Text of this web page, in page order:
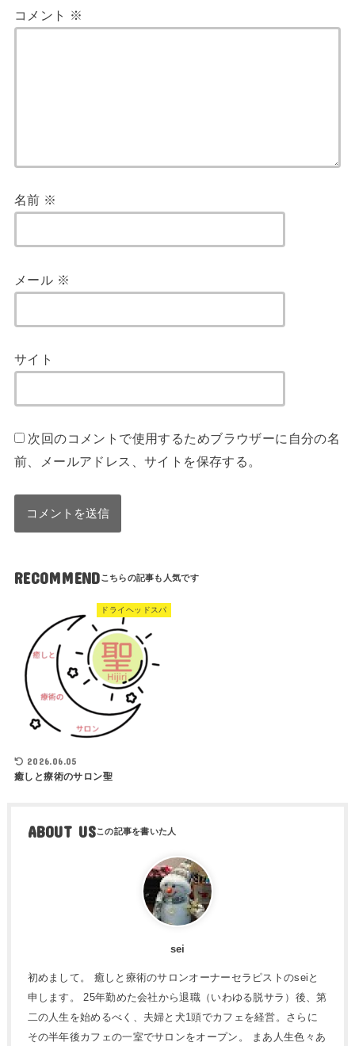
コメント ※
名前 ※
メール ※
サイト
次回のコメントで使用するためブラウザーに自分の名
前、メールアドレス、サイトを保存する。
RECOMMEND
ドライヘッドスパ
2026.06.05
癒しと療術のサロン聖
ABOUT US
sei
初めまして。 癒しと療術のサロンオーナーセラピストのseiと
申します。 25年勤めた会社から退職（いわゆる脱サラ）後、第
二の人生を始めるべく、夫婦と犬1頭でカフェを経営。さらに
その半年後カフェの一室でサロンをオープン。 まあ人生色々あ